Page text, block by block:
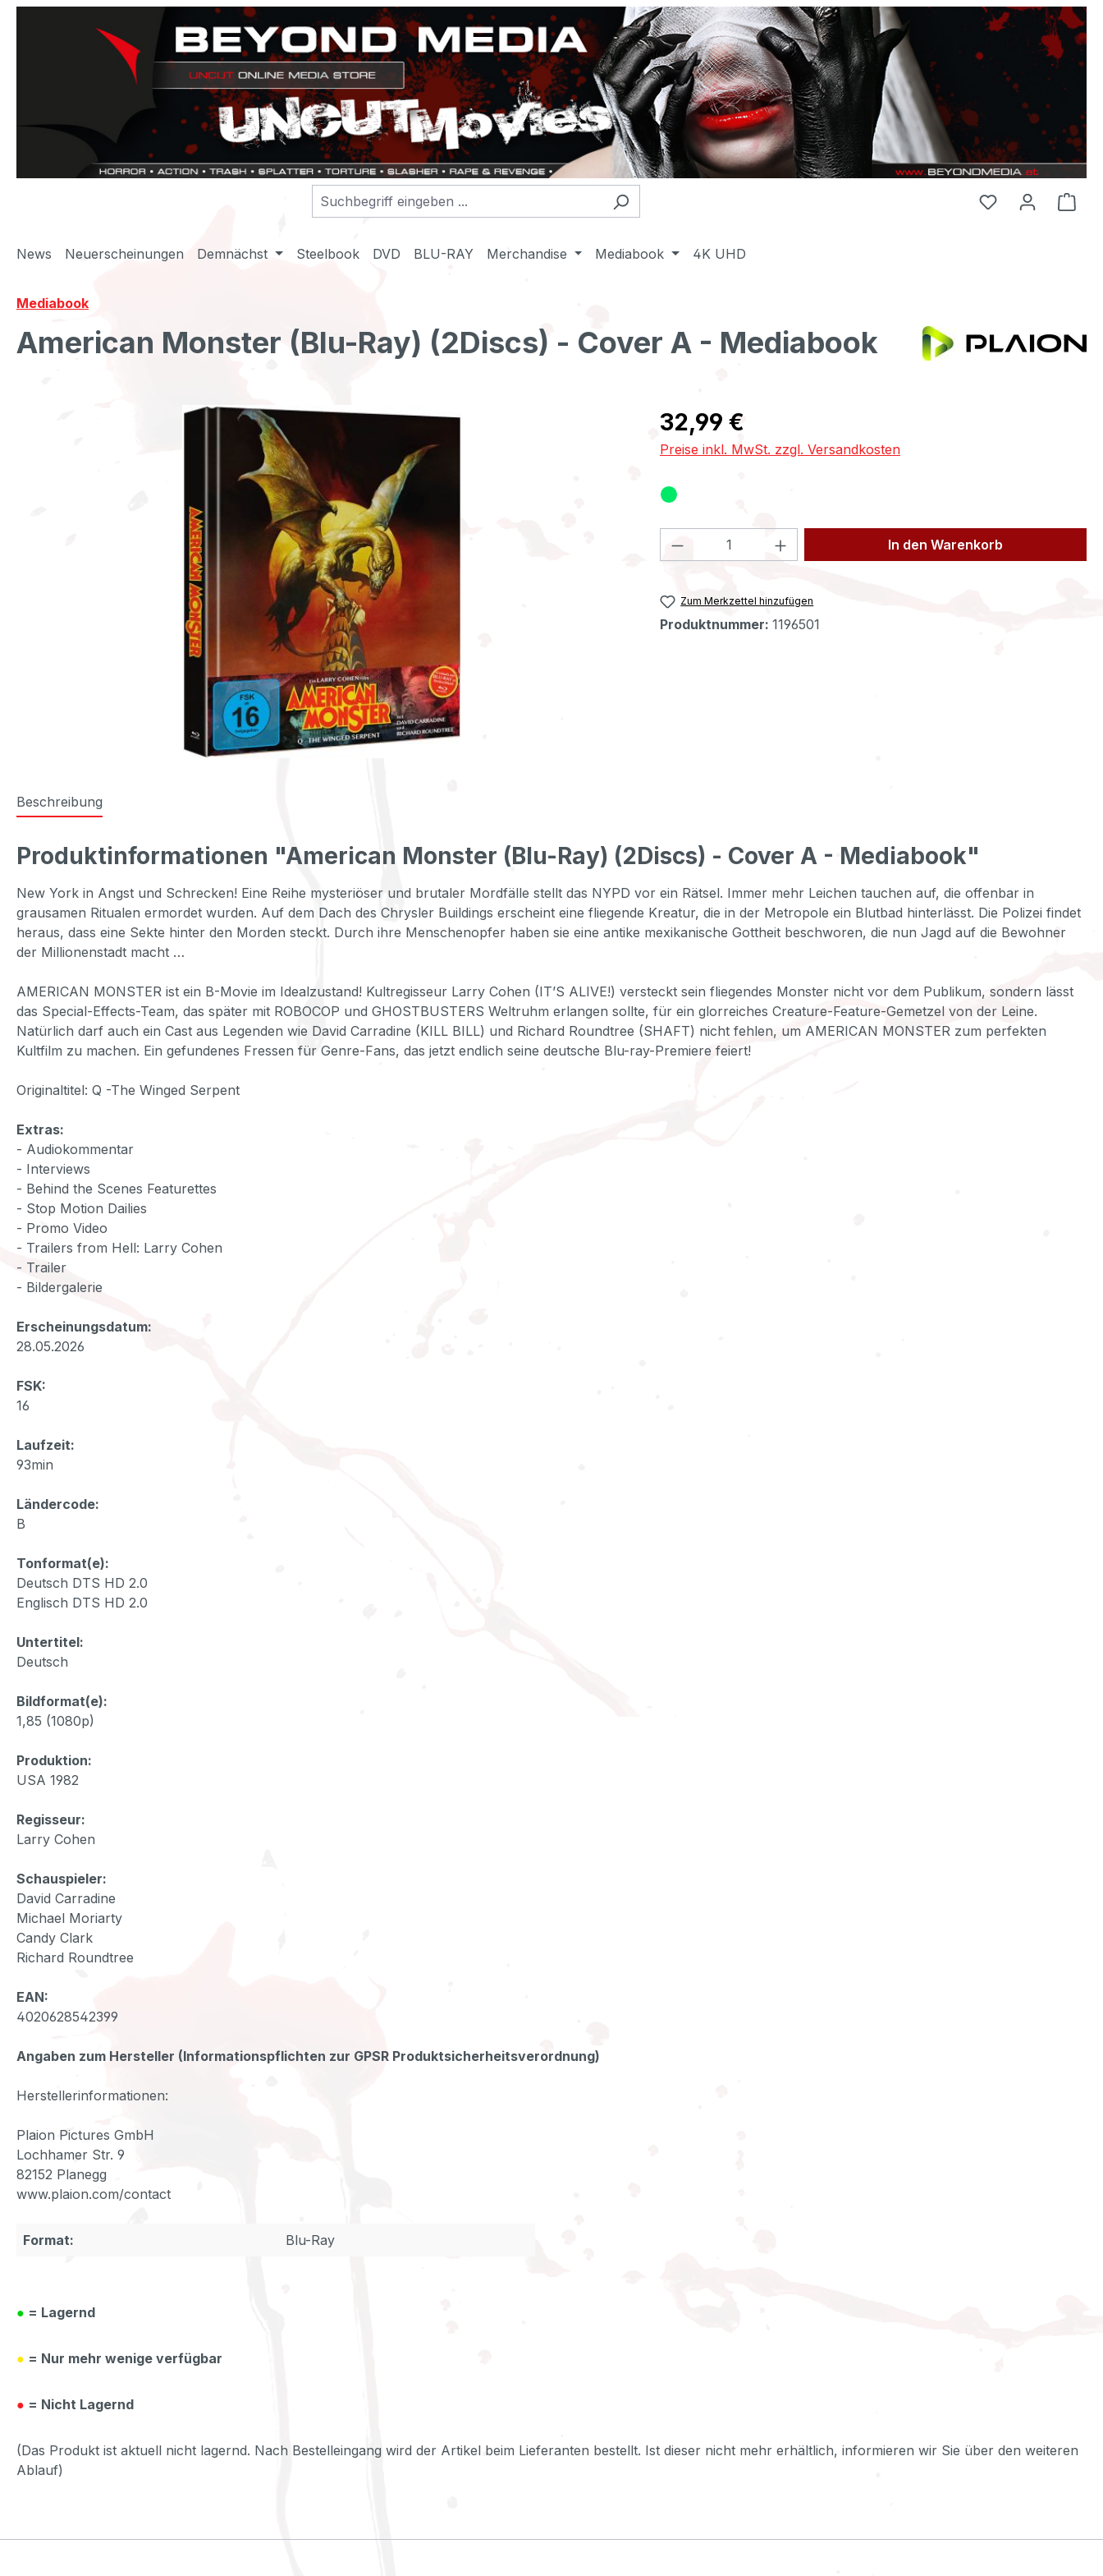
Zur Hauptnavigation springen
News Neuerscheinungen Demnächst Steelbook DVD BLU-RAY Merchandise Mediabook 4K UHD
Mediabook
American Monster (Blu-Ray) (2Discs) - Cover A - Mediabook
Regulärer Preis:
32,99 €
Preise inkl. MwSt. zzgl. Versandkosten
Produkt Anzahl: Gib den gewünschten Wert
In den Warenkorb
Zum Merkzettel hinzufügen
Produktnummer: 1196501
Beschreibung
Produktinformationen "American Monster (Blu-Ray) (2Discs) - Cover A - Mediabook"
New York in Angst und Schrecken! Eine Reihe mysteriöser und brutaler Mordfälle stellt das NYPD vor ein Rätsel. Immer mehr Leichen tauchen auf, die offenbar in
grausamen Ritualen ermordet wurden. Auf dem Dach des Chrysler Buildings erscheint eine fliegende Kreatur, die in der Metropole ein Blutbad hinterlässt. Die Polizei findet
heraus, dass eine Sekte hinter den Morden steckt. Durch ihre Menschenopfer haben sie eine antike mexikanische Gottheit beschworen, die nun Jagd auf die Bewohner
der Millionenstadt macht …
AMERICAN MONSTER ist ein B-Movie im Idealzustand! Kultregisseur Larry Cohen (IT’S ALIVE!) versteckt sein fliegendes Monster nicht vor dem Publikum, sondern lässt
das Special-Effects-Team, das später mit ROBOCOP und GHOSTBUSTERS Weltruhm erlangen sollte, für ein glorreiches Creature-Feature-Gemetzel von der Leine.
Natürlich darf auch ein Cast aus Legenden wie David Carradine (KILL BILL) und Richard Roundtree (SHAFT) nicht fehlen, um AMERICAN MONSTER zum perfekten
Kultfilm zu machen. Ein gefundenes Fressen für Genre-Fans, das jetzt endlich seine deutsche Blu-ray-Premiere feiert!
Originaltitel: Q -The Winged Serpent
Extras:
- Audiokommentar
- Interviews
- Behind the Scenes Featurettes
- Stop Motion Dailies
- Promo Video
- Trailers from Hell: Larry Cohen
- Trailer
- Bildergalerie
Erscheinungsdatum:
28.05.2026
FSK:
16
Laufzeit:
93min
Ländercode:
B
Tonformat(e):
Deutsch DTS HD 2.0
Englisch DTS HD 2.0
Untertitel:
Deutsch
Bildformat(e):
1,85 (1080p)
Produktion:
USA 1982
Regisseur:
Larry Cohen
Schauspieler:
David Carradine
Michael Moriarty
Candy Clark
Richard Roundtree
EAN:
4020628542399
Angaben zum Hersteller (Informationspflichten zur GPSR Produktsicherheitsverordnung)
Herstellerinformationen:
Plaion Pictures GmbH
Lochhamer Str. 9
82152 Planegg
www.plaion.com/contact
Format: Blu-Ray
● = Lagernd
● = Nur mehr wenige verfügbar
● = Nicht Lagernd
(Das Produkt ist aktuell nicht lagernd. Nach Bestelleingang wird der Artikel beim Lieferanten bestellt. Ist dieser nicht mehr erhältlich, informieren wir Sie über den weiteren
Ablauf)